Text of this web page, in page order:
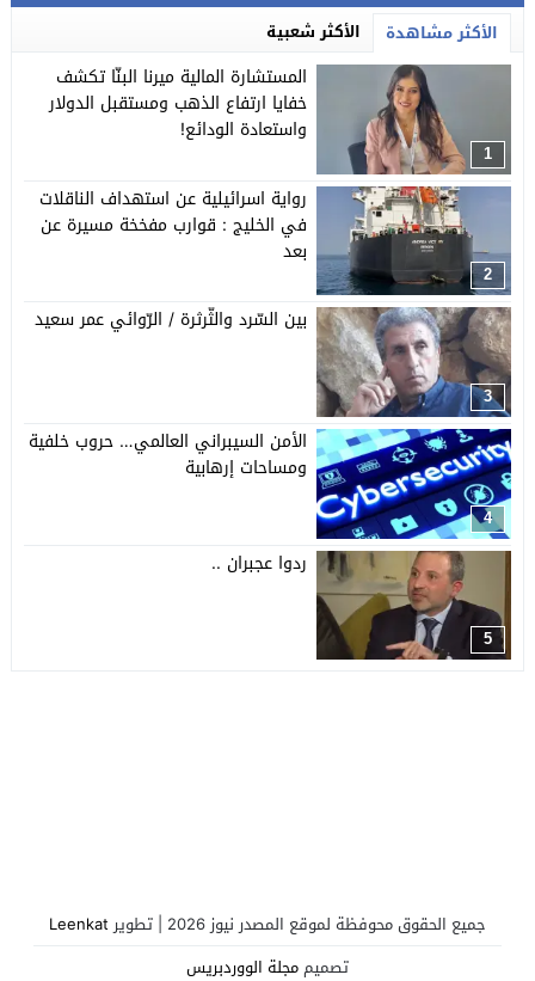
الأكثر مشاهدة الأكثر شعبية
1
المستشارة المالية ميرنا البنّا تكشف
خفايا ارتفاع الذهب ومستقبل الدولار
واستعادة الودائع!
2
رواية اسرائيلية عن استهداف الناقلات
في الخليج : قوارب مفخخة مسيرة عن
بعد
3
بين السّرد والثّرثرة / الرّوائي عمر سعيد
4
الأمن السيبراني العالمي… حروب خلفية
ومساحات إرهابية
5
ردوا عجبران ..
جميع الحقوق محوفظة لموقع المصدر نيوز 2026 | تطوير
Leenkat
تصميممجلة الووردبريس